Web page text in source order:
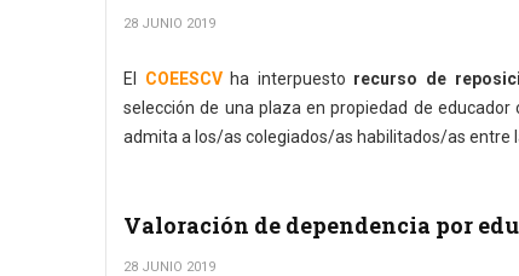
28 JUNIO 2019
El COEESCVha interpuesto recurso de
selección de una plaza en propiedad de
admita a los/as colegiados/as habilitados/as entre
Valoración de dependencia por
28 JUNIO 2019